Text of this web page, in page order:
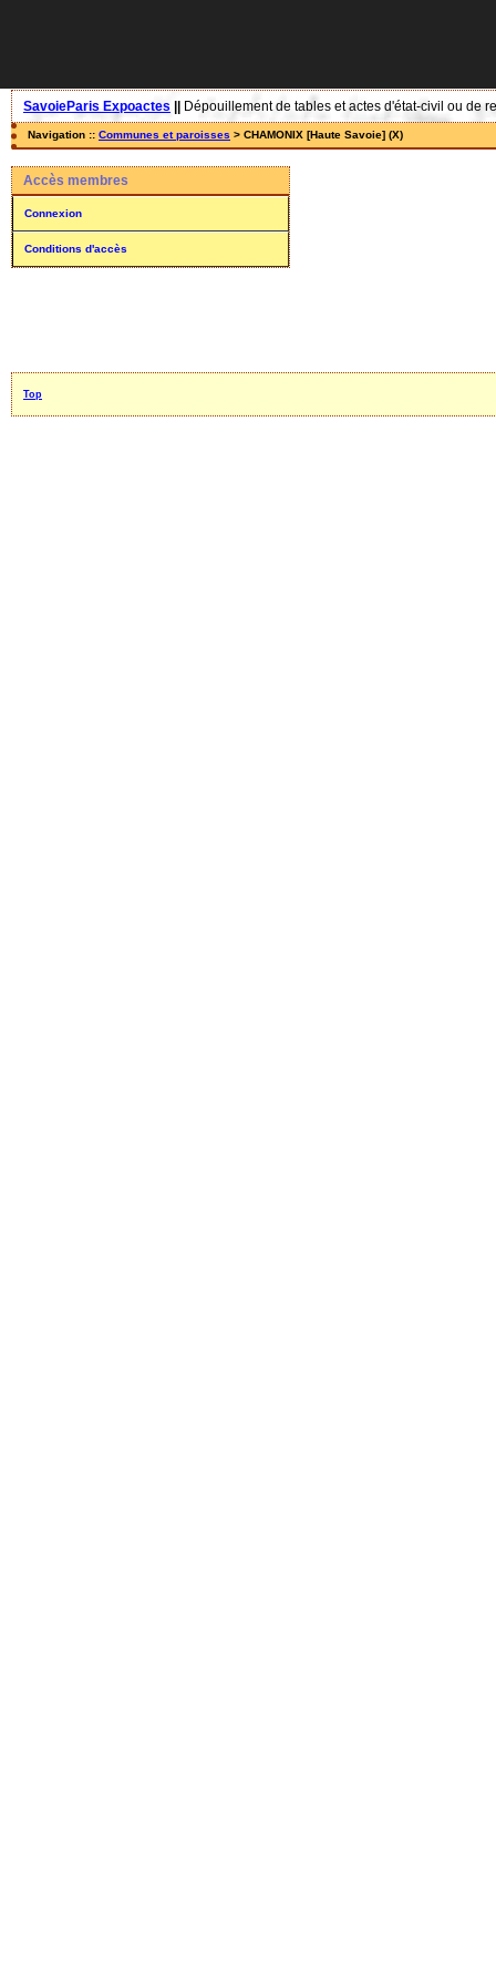
SavoieParis Expoactes Dépouillement de tables et actes d'état-civil ou de
Navigation :: Communes et paroisses > CHAMONIX [Haute Savoie] (X)
Accès membres
Connexion
Conditions d'accès
Top